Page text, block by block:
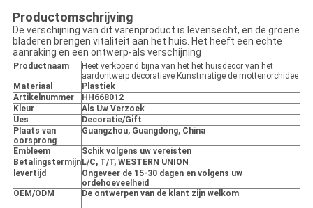
Productomschrijving
De verschijning van dit varenproduct is levensecht, en de groene
bladeren brengen vitaliteit aan het huis. Het heeft een echte
aanraking en een ontwerp-als verschijning
Productnaam
Heet verkopend bijna van het het huisdecor van het
aardontwerp decoratieve Kunstmatige de mottenorchidee
Materiaal
Plastiek
Artikelnummer
HH668012
Kleur
Als Uw Verzoek
Ues
Decoratie/Gift
Plaats van
oorsprong
Guangzhou, Guangdong, China
Embleem
Schik volgens uw vereisten
Betalingstermijn L/C, T/T, WESTERN UNION
levertijd
Ongeveer de 15-30 dagen en volgens uw
ordehoeveelheid
OEM/ODM
De ontwerpen van de klant zijn welkom